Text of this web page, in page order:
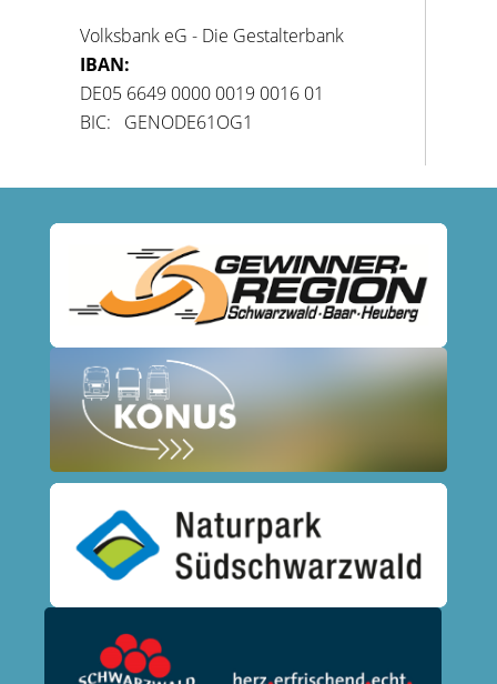
Volksbank eG - Die Gestalterbank
IBAN:
DE05 6649 0000 0019 0016 01
BIC: GENODE61OG1